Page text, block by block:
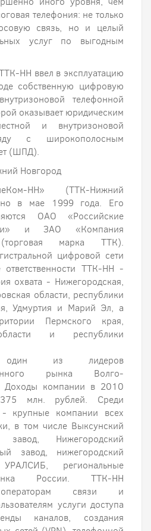
телефония: не только
связь, но и целый
услуг по выгодным
НН ввел в эксплуатацию
собственную цифровую
телефонной
оказывает юридическим
и внутризоновой
с широкополосным
(ШПД).
Новгород
НН» (ТТК-Нижний
в мае 1999 года. Его
ОАО «Российские
и ЗАО «Компания
марка ТТК).
цифровой сети
ТТК-НН -
охвата - Нижегородская,
области, республики
Удмуртия и Марий Эл, а
Пермского края,
и республики
из лидеров
рынка Волго-
Доходы компании в 2010
млн. рублей. Среди
крупные компании всех
в том числе Выксунский
завод, Нижегородский
завод, нижегородский
региональные
России. ТТК-НН
операторам связи и
услуги доступа
каналов, создания